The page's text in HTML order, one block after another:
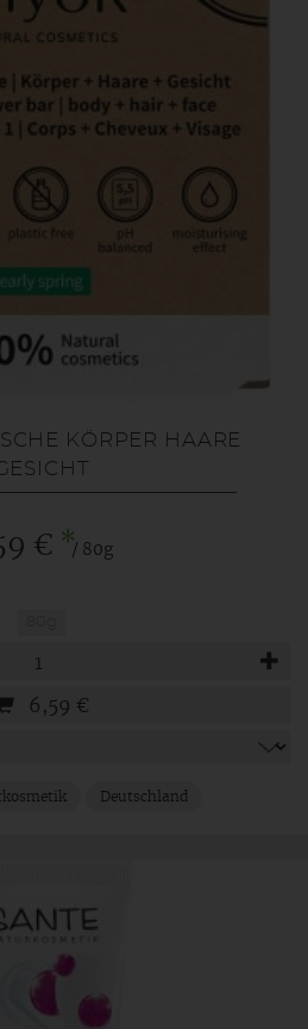
KÖRPER HAARE
€ */ 80g
6,59 €
Deutschland